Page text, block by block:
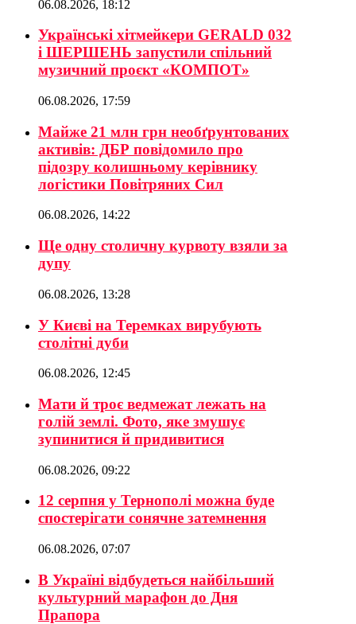
06.08.2026, 18:12
Українські хітмейкери GERALD 032
і ШЕРШЕНЬ запустили спільний
музичний проєкт «КОМПОТ»
06.08.2026, 17:59
Майже 21 млн грн необґрунтованих
активів: ДБР повідомило про
підозру колишньому керівнику
логістики Повітряних Сил
06.08.2026, 14:22
Ще одну столичну курвоту взяли за
дупу
06.08.2026, 13:28
У Києві на Теремках вирубують
столітні дуби
06.08.2026, 12:45
Мати й троє ведмежат лежать на
голій землі. Фото, яке змушує
зупинитися й придивитися
06.08.2026, 09:22
12 серпня у Тернополі можна буде
спостерігати сонячне затемнення
06.08.2026, 07:07
В Україні відбудеться найбільший
культурний марафон до Дня
Прапора